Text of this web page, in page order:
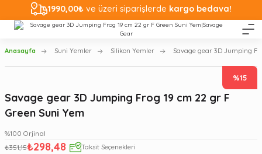
1990,00₺ ve üzeri siparişlerde kargo bedava!
Anasayfa Suni Yemler Silikon Yemler Savage gear 3D Jumping
%15
Savage gear 3D Jumping Frog 19 cm 22 gr F
Green Suni Yem
%100 Orjinal
₺351,15₺298,48
Taksit Seçenekleri